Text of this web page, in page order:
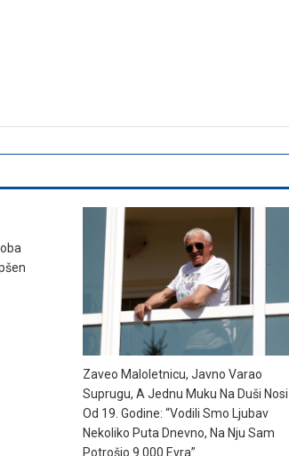
Zaveo Maloletnicu, Javno Varao
Suprugu, A Jednu Muku Na Duši Nosi
Od 19. Godine: “Vodili Smo Ljubav
Nekoliko Puta Dnevno, Na Nju Sam
Potrošio 9.000 Evra”